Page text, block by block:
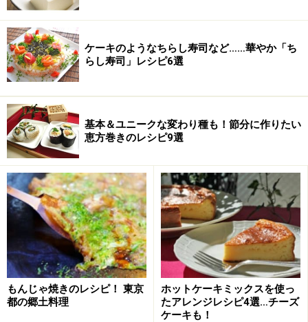
食べる時に少し七味唐辛子をかけていただきます。
※記事内容は執筆時点のものです。最新の内容をご確認くださ
い。
※衛生面および保存状態に起因して食中毒や体調不良を引き起こ
べく早めにお召し上がりください。また、持ち運びの際は保存方
法に注意してください。
【編集部おすすめの購入サイト】
Amazonで人気レシピの書籍をチェック！
楽天市場で人気レシピの書籍をチェック！
ケーキのようなちらし寿司など……華やか「ち
らし寿司」レシピ6選
基本＆ユニークな変わり種も！節分に作りたい
恵方巻きのレシピ9選
もんじゃ焼きのレシピ！ 東京
都の郷土料理
ホットケーキミックスを使っ
たアレンジレシピ4選…チーズ
ケーキも！